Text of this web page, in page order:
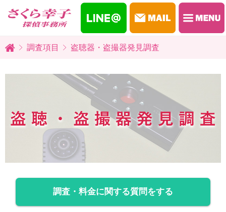
調査項目 盗聴器・盗撮器発見調査
調査・料金に関する質問をする